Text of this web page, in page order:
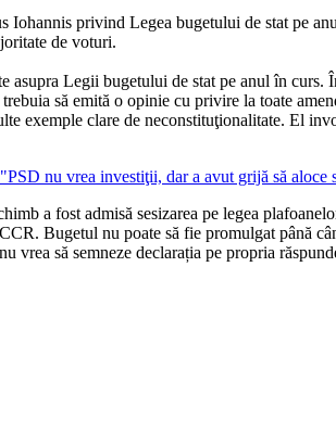
privind Legea bugetului de stat pe
de voturi.
Legii bugetului de stat pe anul în
să emită o opinie cu privire la toate
exemple clare de neconstituţionalitate. El
nu vrea investiţii, dar a avut grijă să aloce
a fost admisă sesizarea pe legea
Bugetul nu poate să fie promulgat până
să semneze declarația pe propria